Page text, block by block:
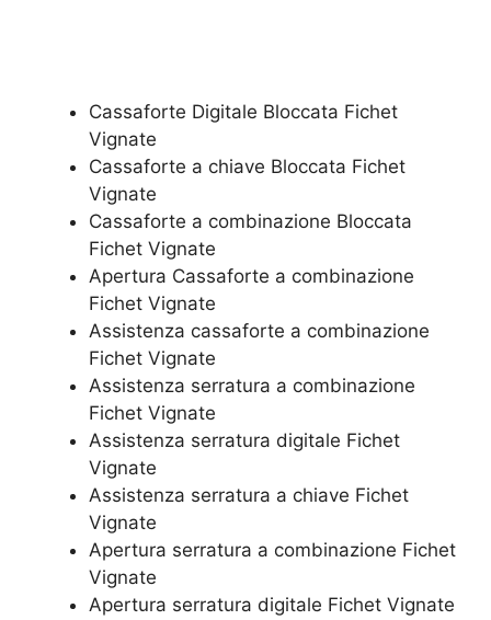
Cassaforte Digitale Bloccata Fichet
Vignate
Cassaforte a chiave Bloccata Fichet
Vignate
Cassaforte a combinazione Bloccata
Fichet Vignate
​Apertura Cassaforte a combinazione
Fichet Vignate
Assistenza cassaforte a combinazione
Fichet Vignate
​Assistenza serratura​ ​a combinazione
Fichet Vignate
Assistenza serratura ​digitale Fichet
Vignate
Assistenza serratura ​a chiave Fichet
Vignate
​Apertura serratura​ ​a combinazione Fichet
Vignate
Apertura serratura​ ​digitale Fichet Vignate